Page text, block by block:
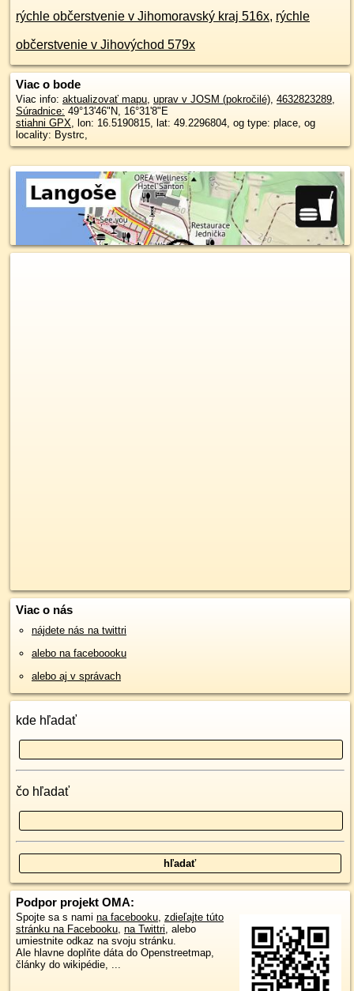
rýchle občerstvenie v Jihomoravský kraj 516x, rýchle
občerstvenie v Jihovýchod 579x
Viac o bode
Viac info: aktualizovať mapu, uprav v JOSM (pokročilé), 4632823289,
Súradnice: 49°13'46"N, 16°31'8"E
stiahni GPX, lon: 16.5190815, lat: 49.2296804, og type: place, og
locality: Bystrc,
Viac o nás
nájdete nás na twittri
alebo na faceboooku
alebo aj v správach
kde hľadať
čo hľadať
Podpor projekt OMA:
Spojte sa s nami na facebooku, zdieľajte túto
stránku na Facebooku, na Twittri, alebo
umiestnite odkaz na svoju stránku.
Ale hlavne doplňte dáta do Openstreetmap,
články do wikipédie, ...